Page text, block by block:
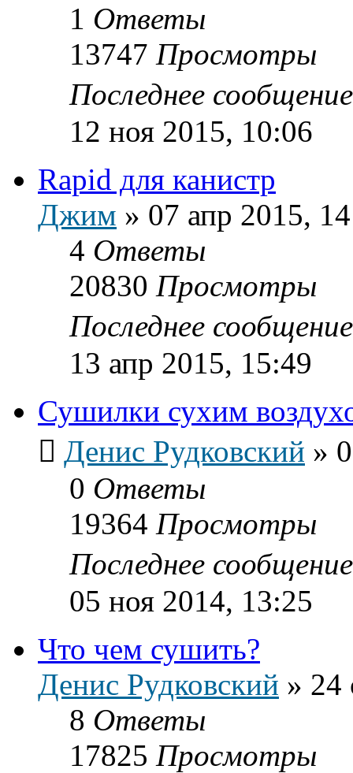
1 Ответы
13747 Просмотры
Последнее
12 ноя 2015, 10:06
Rapid для канистр
Джим » 07 апр 2015,
4 Ответы
20830 Просмотры
Последнее
13 апр 2015, 15:49
Сушилки сухим
Денис Рудковский »
0 Ответы
19364 Просмотры
Последнее
05 ноя 2014, 13:25
Что чем сушить?
Денис Рудковский » 24
8 Ответы
17825 Просмотры